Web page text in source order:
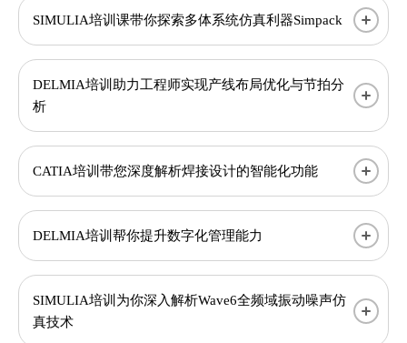
SIMULIA培训课带你探索多体系统仿真利器Simpack
DELMIA培训助力工程师实现产线布局优化与节拍分
析
CATIA培训带您深度解析焊接设计的智能化功能
DELMIA培训帮你提升数字化管理能力
SIMULIA培训为你深入解析Wave6全频域振动噪声仿
真技术